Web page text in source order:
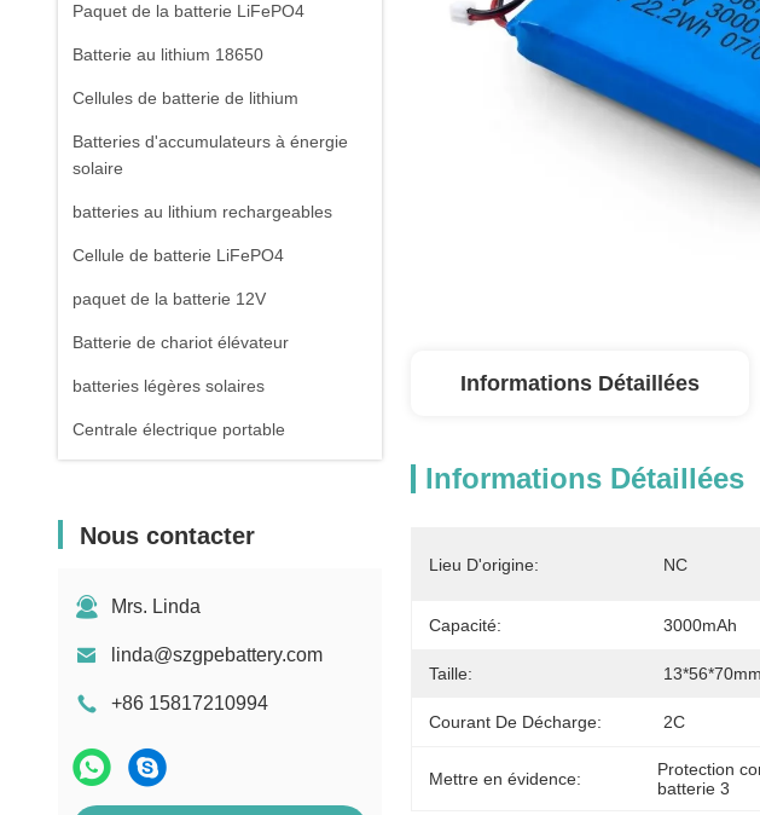
Paquet de la batterie LiFePO4
Batterie au lithium 18650
Cellules de batterie de lithium
Batteries d'accumulateurs à énergie
solaire
batteries au lithium rechargeables
Cellule de batterie LiFePO4
paquet de la batterie 12V
Batterie de chariot élévateur
batteries légères solaires
Centrale électrique portable
Nous contacter
Mrs. Linda
linda@szgpebattery.com
+86 15817210994
Informations Détaillées
Informations Détaillées
Lieu D'origine: NC
Capacité: 3000mAh
Taille: 13*56*70mm
Courant De Décharge: 2C
Mettre en évidence: Protection
batterie 3